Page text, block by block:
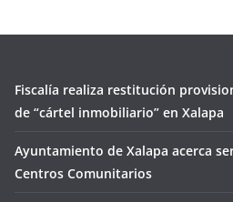
Fiscalía realiza restitución
de “cártel inmobiliario” en Xalapa
Ayuntamiento de Xalapa acerca
Centros Comunitarios